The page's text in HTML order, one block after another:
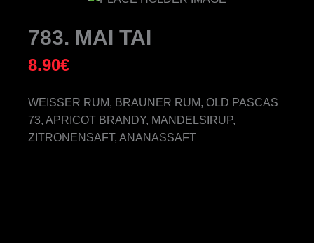
783. MAI TAI
8.90€
WEISSER RUM, BRAUNER RUM, OLD PASCAS 7
3, APRICOT BRANDY, MANDELSIRUP, Z
ITRONENSAFT, ANANASSAFT